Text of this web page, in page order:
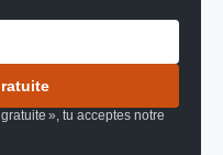
», tu acceptes notre